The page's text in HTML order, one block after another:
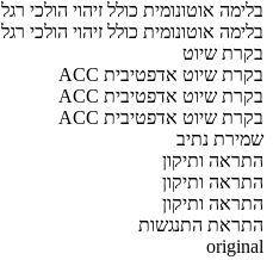
AEB בלימה אוטונומית כולל זיהוי הולכי רגל
AEB בלימה אוטונומית כולל זיהוי הולכי רגל
בקרת שיוט
ACC בקרת שיוט אדפטיבית
ACC בקרת שיוט אדפטיבית
ACC בקרת שיוט אדפטיבית
שמירת נתיב
התראה ותיקון
התראה ותיקון
התראה ותיקון
התראת התנגשות
original